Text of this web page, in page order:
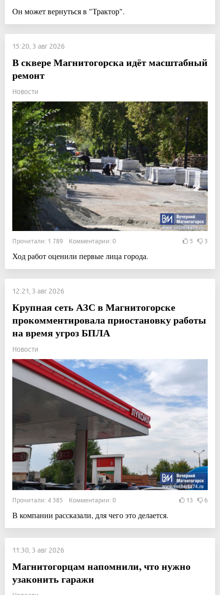
Он может вернуться в "Трактор".
15:20, 3 авг 2026
В сквере Магнитогорска идёт масштабный
ремонт
Новости
Прочитали: 1 789 Комментарии: 0 5 3
Ход работ оценили первые лица города.
12:21, 3 авг 2026
Крупная сеть АЗС в Магнитогорске
прокомментировала приостановку работы
на время угроз БПЛА
Новости
Прочитали: 4 385 Комментарии: 0 13 6
В компании рассказали, для чего это делается.
11:30, 3 авг 2026
Магнитогорцам напомнили, что нужно
узаконить гаражи